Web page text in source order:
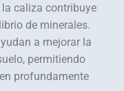
caliza contribuye
de minerales.
a mejorar la
permitiendo
profundamente